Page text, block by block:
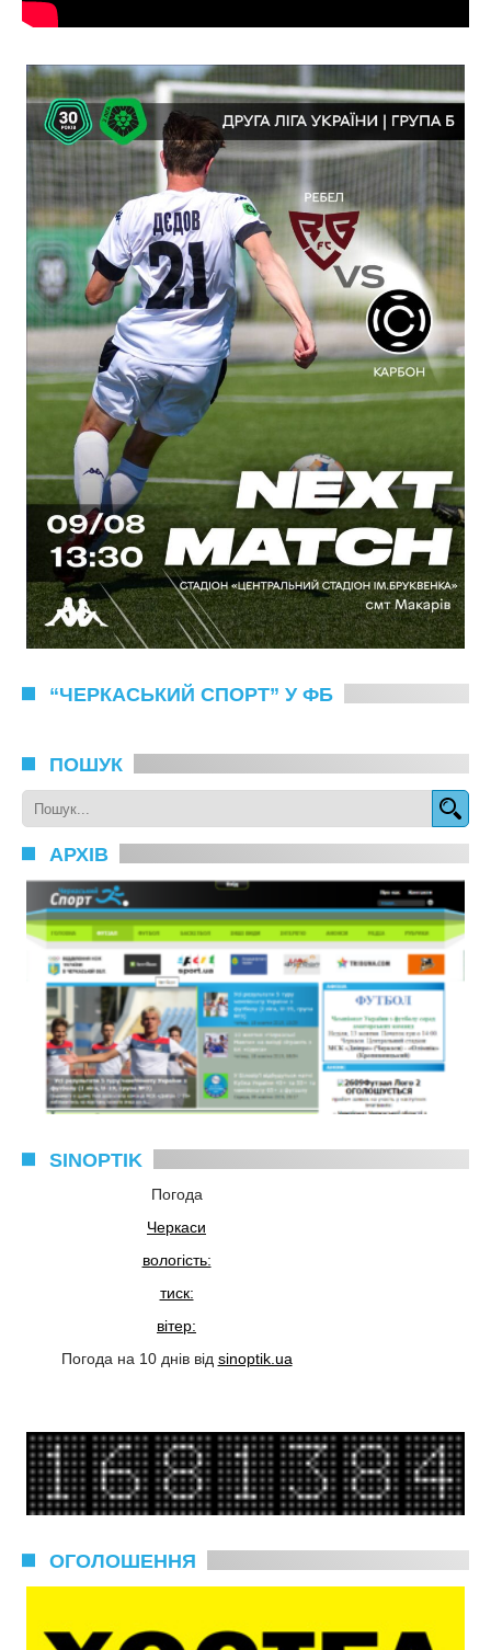
“ЧЕРКАСЬКИЙ СПОРТ” У ФБ
ПОШУК
АРХІВ
SINOPTIK
Погода
Черкаси
вологість:
тиск:
вітер:
Погода на 10 днів від sinoptik.ua
ОГОЛОШЕННЯ